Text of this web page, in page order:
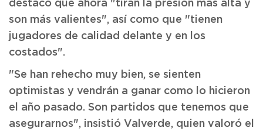
destacó que ahora "tiran la presión más alta y
son más valientes", así como que "tienen
jugadores de calidad delante y en los
costados".
"Se han rehecho muy bien, se sienten
optimistas y vendrán a ganar como lo hicieron
el año pasado. Son partidos que tenemos que
asegurarnos", insistió Valverde, quien valoró el